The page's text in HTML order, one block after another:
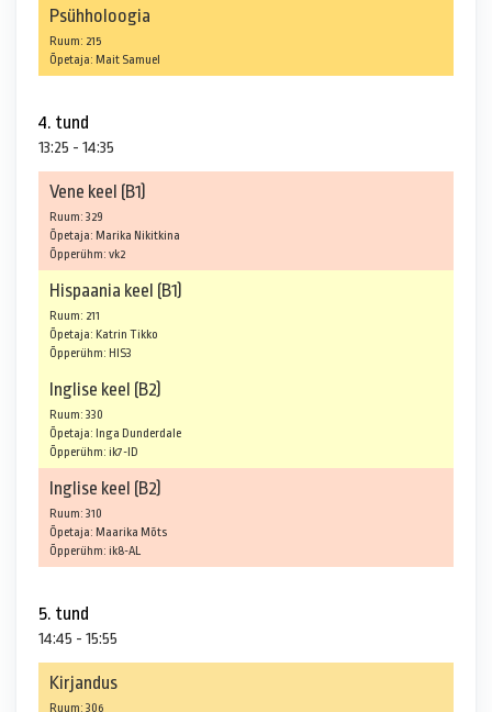
Psühholoogia
Ruum: 215
Õpetaja: Mait Samuel
4. tund
13:25 - 14:35
Vene keel (B1)
Ruum: 329
Õpetaja: Marika Nikitkina
Õpperühm: vk2
Hispaania keel (B1)
Ruum: 211
Õpetaja: Katrin Tikko
Õpperühm: HIS3
Inglise keel (B2)
Ruum: 330
Õpetaja: Inga Dunderdale
Õpperühm: ik7-ID
Inglise keel (B2)
Ruum: 310
Õpetaja: Maarika Mõts
Õpperühm: ik8-AL
5. tund
14:45 - 15:55
Kirjandus
Ruum: 306